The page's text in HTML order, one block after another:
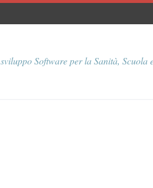
sviluppo Software per la Sanità, Scuola